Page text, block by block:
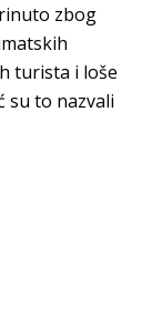
zbog
turista i loše
su to nazvali